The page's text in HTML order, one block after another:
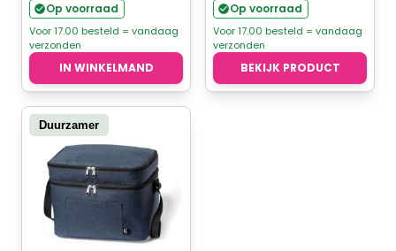
Op voorraad
Voor 17.00 besteld = vandaag
verzonden
IN WINKELMAND
Op voorraad
Voor 17.00 besteld = vandaag
verzonden
BEKIJK PRODUCT
Duurzamer